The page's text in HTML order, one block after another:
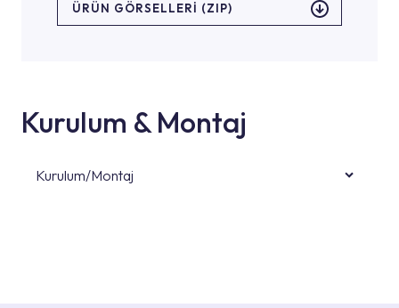
ÜRÜN GÖRSELLERI (ZIP)
Kurulum & Montaj
Kurulum/Montaj